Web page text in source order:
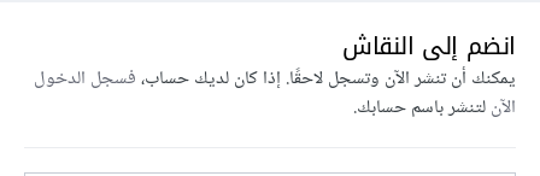
انضم إلى النقاش
يمكنك أن تنشر الآن وتسجل لاحقًا. إذا كان لديك حساب،فسجل الدخول
الآنلتنشر باسم حسابك.